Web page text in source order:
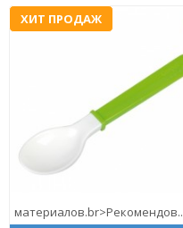
ХИТ ПРОДАЖ
материалов.br>Рекомендов..